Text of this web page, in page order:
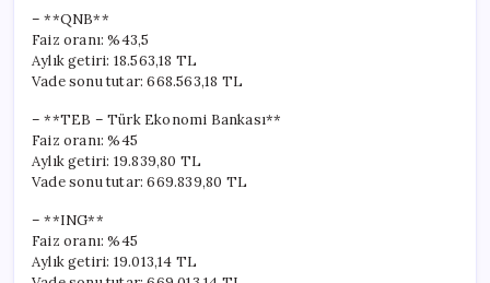
– **QNB**
Faiz oranı: %43,5
Aylık getiri: 18.563,18 TL
Vade sonu tutar: 668.563,18 TL
– **TEB – Türk Ekonomi Bankası**
Faiz oranı: %45
Aylık getiri: 19.839,80 TL
Vade sonu tutar: 669.839,80 TL
– **ING**
Faiz oranı: %45
Aylık getiri: 19.013,14 TL